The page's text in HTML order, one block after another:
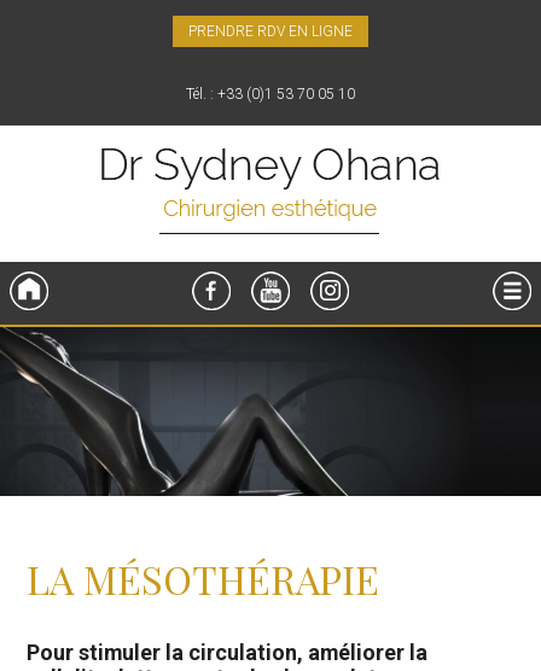
PRENDRE RDV EN LIGNE
Tél. : +33 (0)1 53 70 05 10
Accueil
LA MÉSOTHÉRAPIE
Pour stimuler la circulation, améliorer la